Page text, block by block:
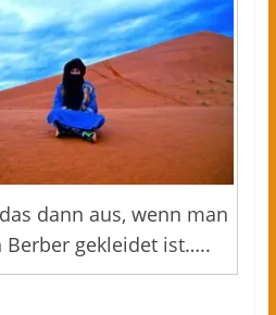
dann aus, wenn man
Berber gekleidet ist…..